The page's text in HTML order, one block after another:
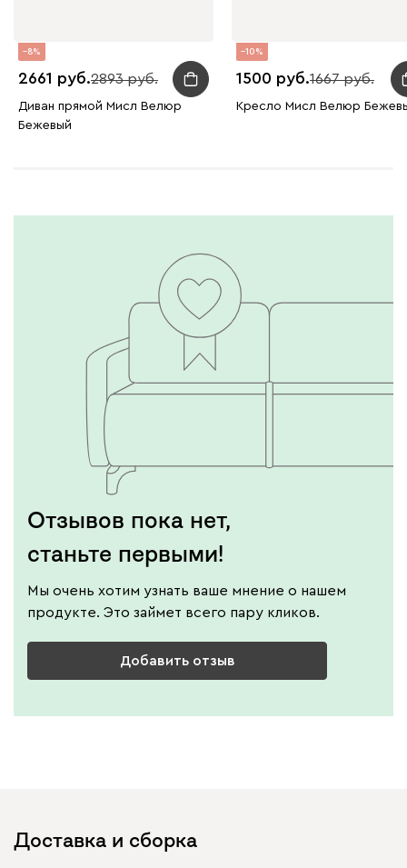
8
2661 2893
Диван прямой Мисл Велюр
Бежевый
10
1500 1667
Кресло Мисл Велюр
Отзывов пока нет,
станьте первыми!
Мы очень хотим узнать ваше мнение о нашем
продукте. Это займет всего пару кликов.
Добавить отзыв
Доставка и сборка